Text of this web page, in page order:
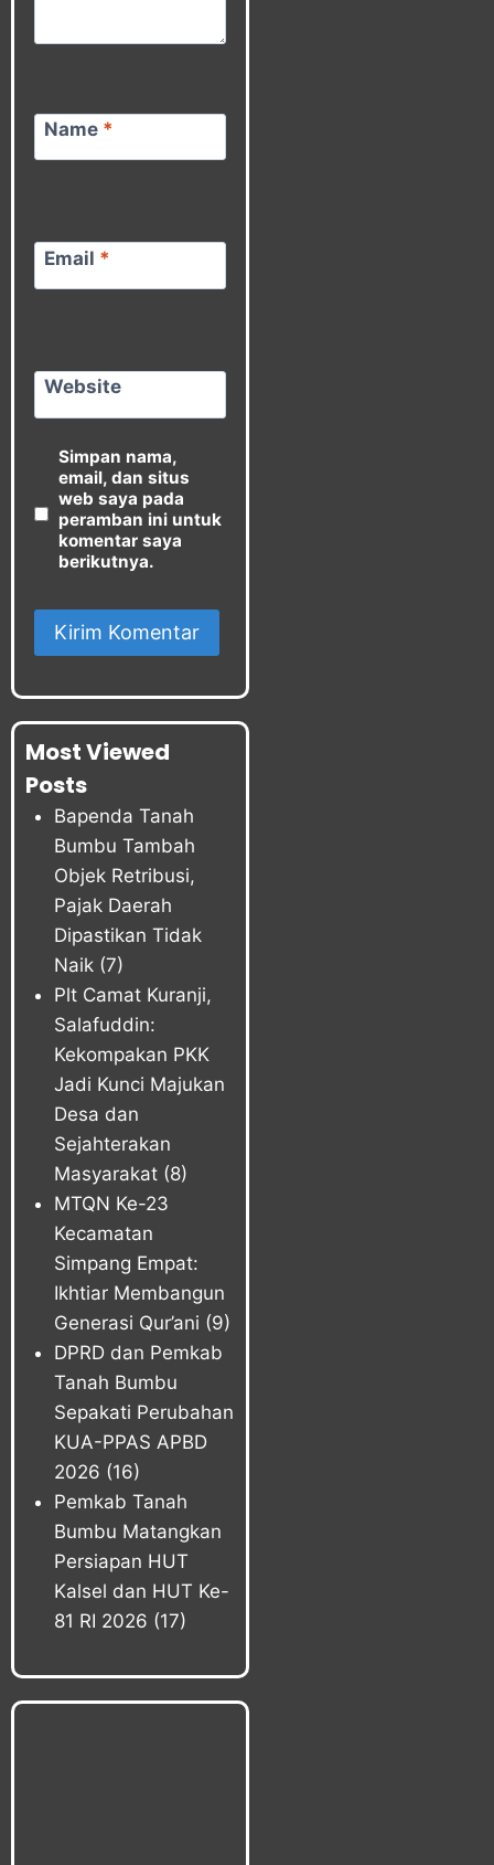
Name *
Email *
Website
Simpan nama,
email, dan situs
web saya pada
peramban ini untuk
komentar saya
berikutnya.
Most Viewed
Posts
Bapenda Tanah
Bumbu Tambah
Objek Retribusi,
Pajak Daerah
Dipastikan Tidak
Naik (7)
Plt Camat Kuranji,
Salafuddin:
Kekompakan PKK
Jadi Kunci Majukan
Desa dan
Sejahterakan
Masyarakat (8)
MTQN Ke-23
Kecamatan
Simpang Empat:
Ikhtiar Membangun
Generasi Qur’ani (9)
DPRD dan Pemkab
Tanah Bumbu
Sepakati Perubahan
KUA-PPAS APBD
2026 (16)
Pemkab Tanah
Bumbu Matangkan
Persiapan HUT
Kalsel dan HUT Ke-
81 RI 2026 (17)